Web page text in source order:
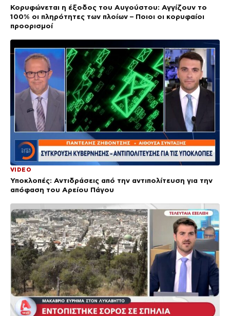
Κορυφώνεται η έξοδος του Αυγούστου: Αγγίζουν το
100% οι πληρότητες των πλοίων – Ποιοι οι κορυφαίοι
προορισμοί
VIDEO
Υποκλοπές: Αντιδράσεις από την αντιπολίτευση για την
απόφαση του Αρείου Πάγου